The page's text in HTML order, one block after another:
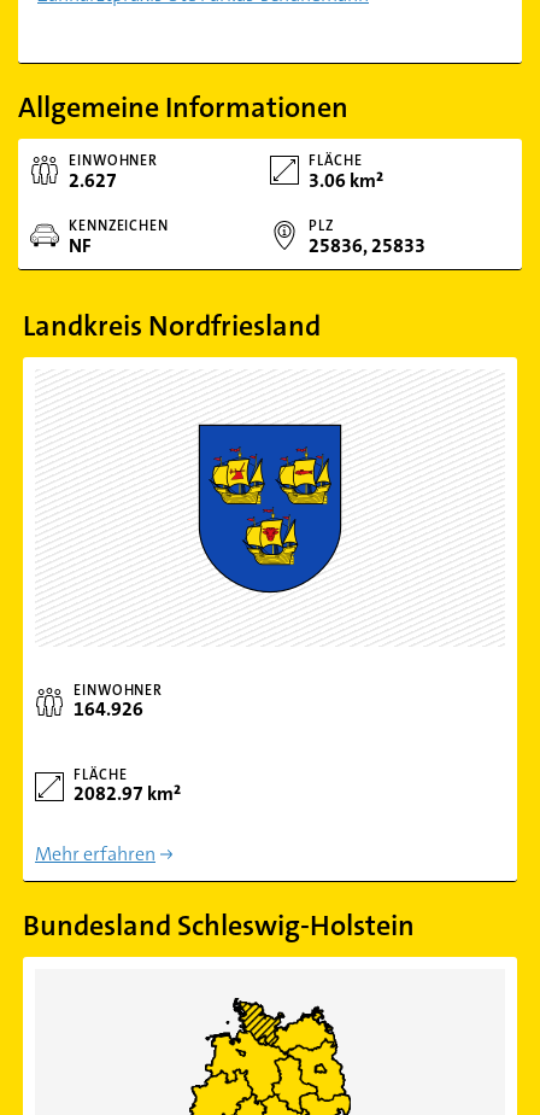
Allgemeine Informationen
EINWOHNER
2.627
FLÄCHE
3.06 km²
KENNZEICHEN
NF
PLZ
25836, 25833
Landkreis Nordfriesland
EINWOHNER
164.926
FLÄCHE
2082.97 km²
Mehr erfahren
Bundesland Schleswig-Holstein